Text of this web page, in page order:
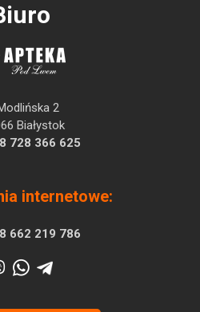
2
Białystok
728 366 625
internetowe:
662 219 786